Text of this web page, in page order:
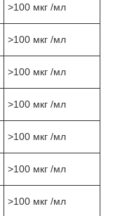
˃100 мкг /мл
˃100 мкг /мл
˃100 мкг /мл
˃100 мкг /мл
˃100 мкг /мл
˃100 мкг /мл
˃100 мкг /мл